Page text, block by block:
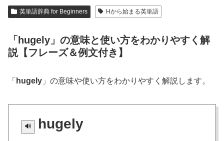
英単語辞典 for Beginners Hから始まる英単語
「hugely」の意味と使い方をわかりやすく解
説【フレーズ＆例文付き】
「 hugely 」の意味や使い方をわかりやすく解説します。
hugely